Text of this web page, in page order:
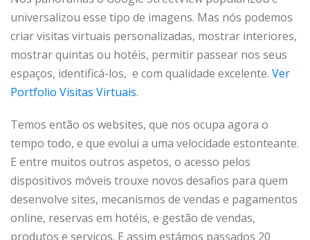
universalizou esse tipo de imagens. Mas nós podemos
criar visitas virtuais personalizadas, mostrar interiores,
mostrar quintas ou hotéis, permitir passear nos seus
espaços, identificá-los, e com qualidade excelente. Ver
Portfolio Visitas Virtuais.
Temos então os websites, que nos ocupa agora o
tempo todo, e que evolui a uma velocidade estonteante.
E entre muitos outros aspetos, o acesso pelos
dispositivos móveis trouxe novos desafios para quem
desenvolve sites, mecanismos de vendas e pagamentos
online, reservas em hotéis, e gestão de vendas,
produtos e serviços. E assim estámos passados 20